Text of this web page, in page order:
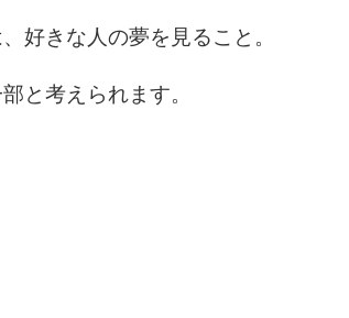
好きな人の夢を見ること。
と考えられます。